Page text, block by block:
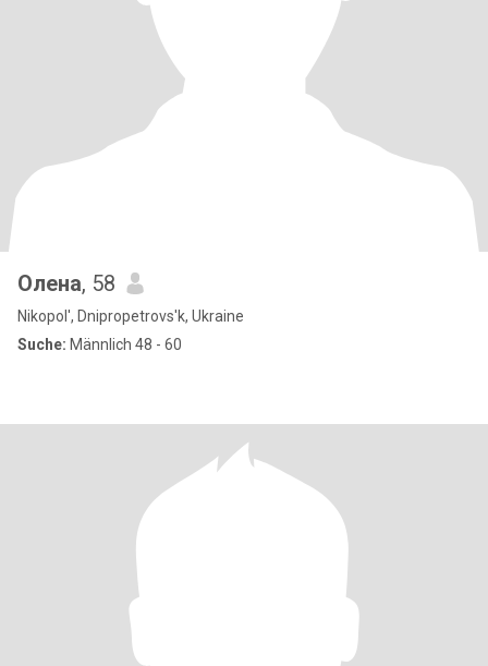
Олена, 58
Nikopol', Dnipropetrovs'k, Ukraine
Suche: Männlich 48 - 60